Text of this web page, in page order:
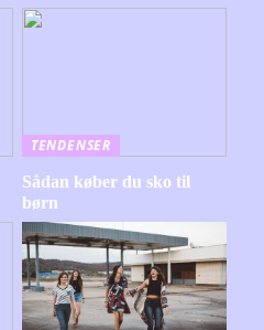
TENDENSER
Sådan køber du sko til
børn